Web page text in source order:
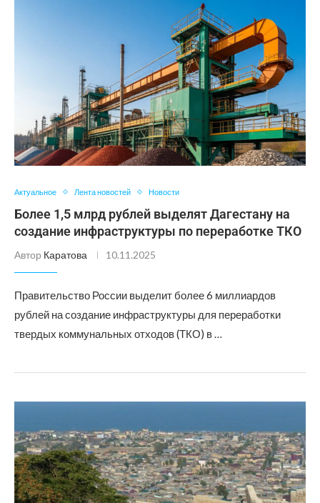
Актуальное Лента новостей Новости
Более 1,5 млрд рублей выделят Дагестану на
создание инфраструктуры по переработке ТКО
Автор Каратова 10.11.2025
Правительство России выделит более 6 миллиардов
рублей на создание инфраструктуры для переработки
твердых коммунальных отходов (ТКО) в …